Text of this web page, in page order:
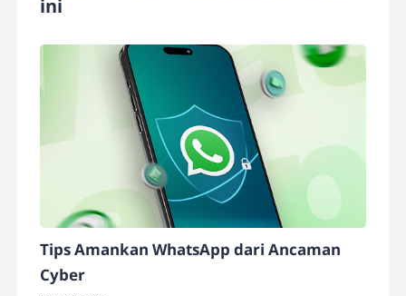
ini
Tips Amankan WhatsApp dari Ancaman
Cyber